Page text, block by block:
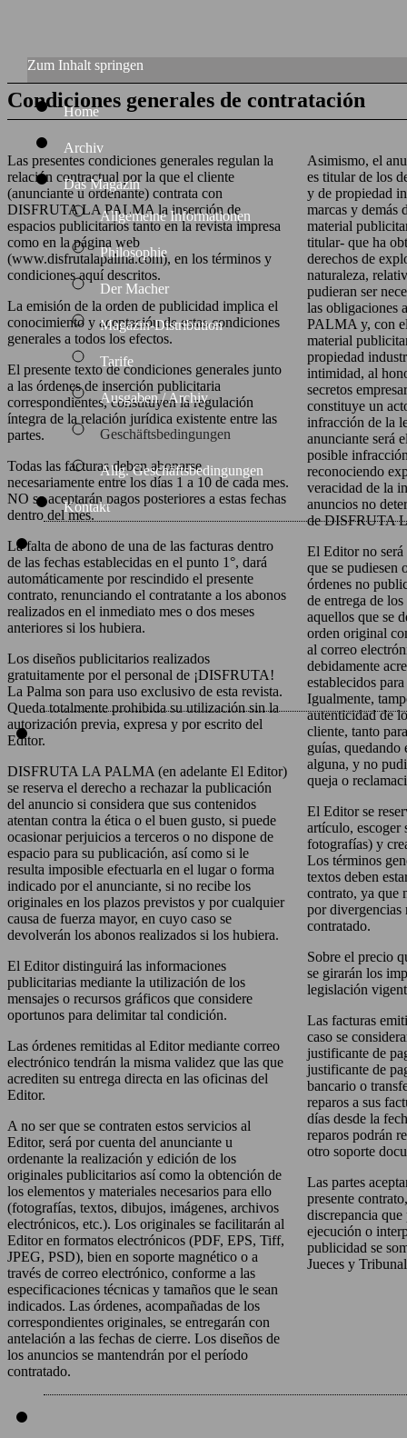
Zum Inhalt springen
Home
Archiv
Das Magazin
Allgemeine Informationen
Philosophie
Der Macher
Magazin-Distribution
Tarife
Ausgaben / Archiv
Geschäftsbedingungen
Allg. Geschäftsbedingungen
Kontakt
Condiciones generales de contratación
Las presentes condiciones generales regulan la
relación contractual por la que el cliente
(anunciante u ordenante) contrata con
DISFRUTA LA PALMA la inserción de
espacios publicitarios tanto en la revista impresa
como en la página web
(www.disfrutalapalma.com), en los términos y
condiciones aquí descritos.
La emisión de la orden de publicidad implica el
conocimiento y aceptación de estas condiciones
generales a todos los efectos.
El presente texto de condiciones generales junto
a las órdenes de inserción publicitaria
correspondientes, constituyen la regulación
íntegra de la relación jurídica existente entre las
partes.
Todas las facturas deben abonarse
necesariamente entre los días 1 a 10 de cada mes.
NO se aceptarán pagos posteriores a estas fechas
dentro del mes.
La falta de abono de una de las facturas dentro
de las fechas establecidas en el punto 1°, dará
automáticamente por rescindido el presente
contrato, renunciando el contratante a los abonos
realizados en el inmediato mes o dos meses
anteriores si los hubiera.
Los diseños publicitarios realizados
gratuitamente por el personal de ¡DISFRUTA!
La Palma son para uso exclusivo de esta revista.
Queda totalmente prohibida su utilización sin la
autorización previa, expresa y por escrito del
Editor.
DISFRUTA LA PALMA (en adelante El Editor)
se reserva el derecho a rechazar la publicación
del anuncio si considera que sus contenidos
atentan contra la ética o el buen gusto, si puede
ocasionar perjuicios a terceros o no dispone de
espacio para su publicación, así como si le
resulta imposible efectuarla en el lugar o forma
indicado por el anunciante, si no recibe los
originales en los plazos previstos y por cualquier
causa de fuerza mayor, en cuyo caso se
devolverán los abonos realizados si los hubiera.
El Editor distinguirá las informaciones
publicitarias mediante la utilización de los
mensajes o recursos gráficos que considere
oportunos para delimitar tal condición.
Las órdenes remitidas al Editor mediante correo
electrónico tendrán la misma validez que las que
acrediten su entrega directa en las oficinas del
Editor.
A no ser que se contraten estos servicios al
Editor, será por cuenta del anunciante u
ordenante la realización y edición de los
originales publicitarios así como la obtención de
los elementos y materiales necesarios para ello
(fotografías, textos, dibujos, imágenes, archivos
electrónicos, etc.). Los originales se facilitarán al
Editor en formatos electrónicos (PDF, EPS, Tiff,
JPEG, PSD), bien en soporte magnético o a
través de correo electrónico, conforme a las
especificaciones técnicas y tamaños que le sean
indicados. Las órdenes, acompañadas de los
correspondientes originales, se entregarán con
antelación a las fechas de cierre. Los diseños de
los anuncios se mantendrán por el período
contratado.
Asimismo, el
es titular de los
y de propiedad
marcas y demás
material
titular- que ha
derechos de
naturaleza,
pudieran ser
las obligaciones
PALMA y, con
material
propiedad
intimidad, al
secretos
constituye un
infracción de la
anunciante será
posible
reconociendo
veracidad de la
anuncios no
de DISFRUTA
El Editor no será
que se pudiesen
órdenes no
de entrega de
aquellos que se
orden original
al correo
debidamente
establecidos
Igualmente,
autenticidad de
cliente, tanto
guías, quedando
alguna, y no
queja o
El Editor se
artículo, escoger
fotografías) y
Los términos
textos deben
contrato, ya que
por divergencias
contratado.
Sobre el precio
se girarán los
legislación
Las facturas
caso se
justificante de
justificante de
bancario o
reparos a sus
días desde la
reparos podrán
otro soporte
Las partes
presente
discrepancia
ejecución o
publicidad se
Jueces y